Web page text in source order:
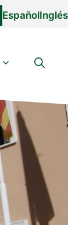
EspañolInglés